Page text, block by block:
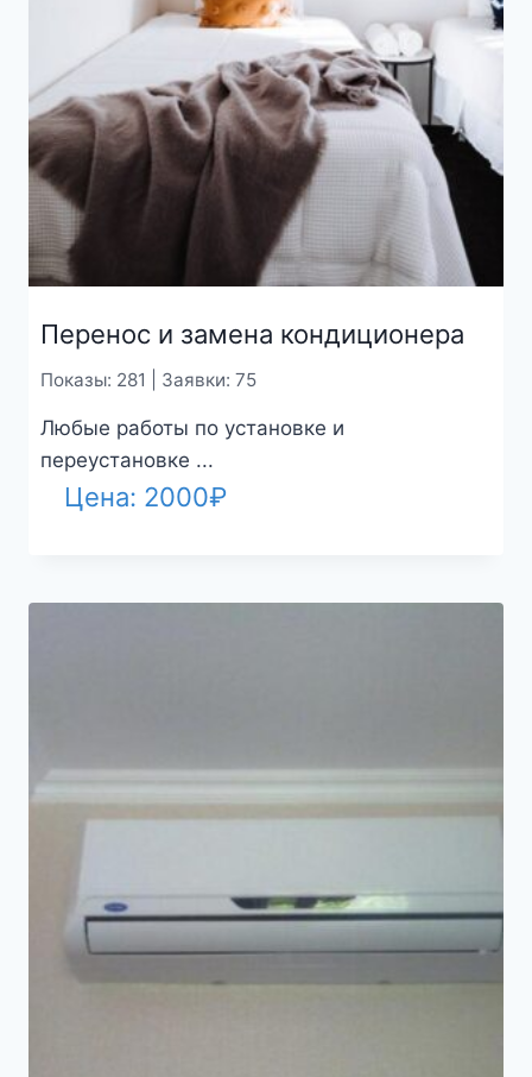
Перенос и замена кондиционера
Показы: 281 | Заявки: 75
Любые работы по установке и
переустановке ...
Цена: 2000₽